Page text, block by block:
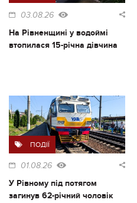
03.08.26
На Рівненщині у водоймі
втопилася 15-річна дівчина
ПОДІЇ
01.08.26
У Рівному під потягом
загинув 62-річний чоловік